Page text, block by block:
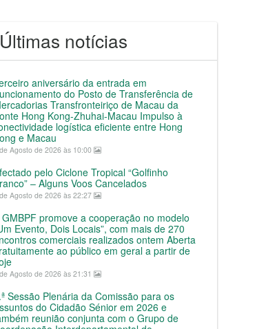
Últimas notícias
aniversário da entrada em
do Posto de Transferência de
Transfronteiriço de Macau da
Hong Kong-Zhuhai-Macau Impulso à
logística eficiente entre Hong
e Macau
Agosto de 2026 às 10:00
pelo Ciclone Tropical “Golfinho
– Alguns Voos Cancelados
Agosto de 2026 às 22:27
GMBPF promove a cooperação no modelo
Evento, Dois Locais”, com mais de 270
comerciais realizados ontem Aberta
ao público em geral a partir de
Agosto de 2026 às 21:31
Sessão Plenária da Comissão para os
do Cidadão Sénior em 2026 e
reunião conjunta com o Grupo de